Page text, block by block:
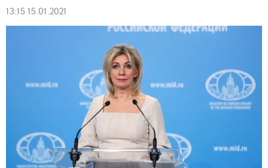
13:15 15.01.2021